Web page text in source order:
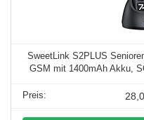
SweetLink S2PLUS
GSM mit 1400mAh Akku,